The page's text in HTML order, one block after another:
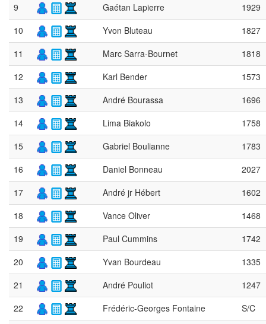
9
Gaétan Lapierre
1929
10
Yvon Bluteau
1827
11
Marc Sarra-Bournet
1818
12
Karl Bender
1573
13
André Bourassa
1696
14
Lima Biakolo
1758
15
Gabriel Boulianne
1783
16
Daniel Bonneau
2027
17
André jr Hébert
1602
18
Vance Oliver
1468
19
Paul Cummins
1742
20
Yvan Bourdeau
1335
21
André Pouliot
1247
22
Frédéric-Georges Fontaine
S/C